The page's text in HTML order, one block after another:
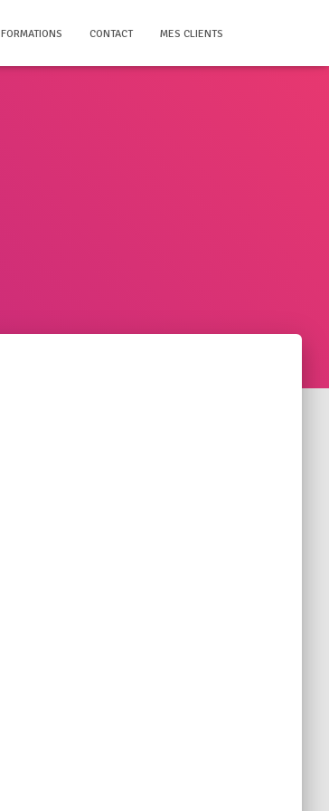
FORMATIONS CONTACT MES CLIENTS